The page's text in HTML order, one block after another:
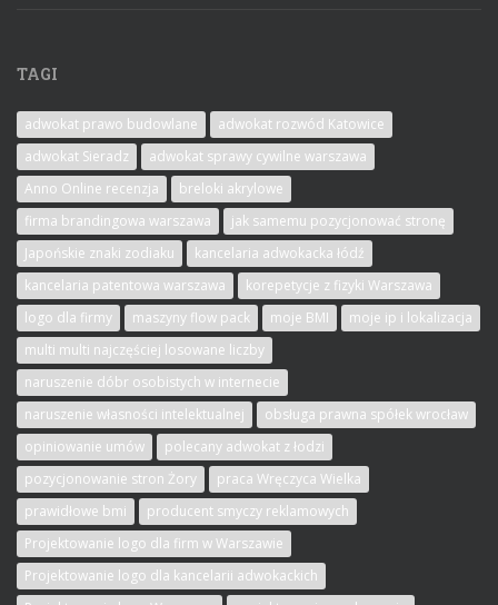
TAGI
adwokat prawo budowlane
adwokat rozwód Katowice
adwokat Sieradz
adwokat sprawy cywilne warszawa
Anno Online recenzja
breloki akrylowe
firma brandingowa warszawa
jak samemu pozycjonować stronę
Japońskie znaki zodiaku
kancelaria adwokacka łódź
kancelaria patentowa warszawa
korepetycje z fizyki Warszawa
logo dla firmy
maszyny flow pack moje BMI
moje ip i lokalizacja
multi multi najczęściej losowane liczby
naruszenie dóbr osobistych w internecie
naruszenie własności intelektualnej
obsługa prawna spółek wrocław
opiniowanie umów
polecany adwokat z łodzi
pozycjonowanie stron Żory
praca Wręczyca Wielka
prawidłowe bmi
producent smyczy reklamowych
Projektowanie logo dla firm w Warszawie
Projektowanie logo dla kancelarii adwokackich